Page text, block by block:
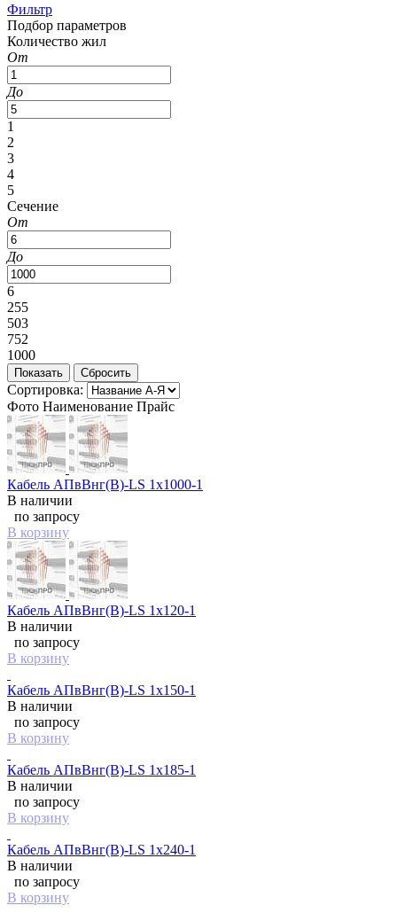
Фильтр
Подбор параметров
Количество жил
От
До
1
2
3
4
5
Сечение
От
До
6
255
503
752
1000
Сортировка:
Фото Наименование Прайс
Кабель АПвВнг(B)-LS 1х1000-1
В наличии
по запросу
В корзину
Кабель АПвВнг(B)-LS 1х120-1
В наличии
по запросу
В корзину
Кабель АПвВнг(B)-LS 1х150-1
В наличии
по запросу
В корзину
Кабель АПвВнг(B)-LS 1х185-1
В наличии
по запросу
В корзину
Кабель АПвВнг(B)-LS 1х240-1
В наличии
по запросу
В корзину